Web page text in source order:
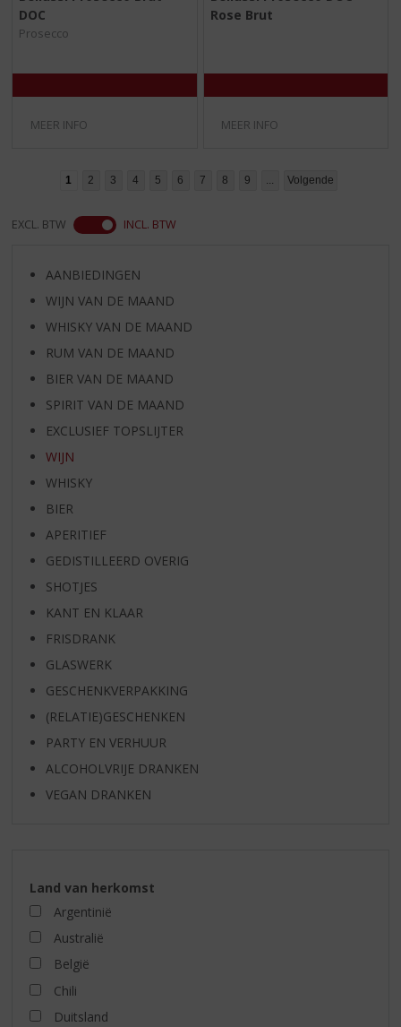
DOC
Prosecco
MEER INFO
Rose Brut
MEER INFO
1 2 3 4 5 6 7 8 9 ... Volgende
EXCL. BTW INCL. BTW
AANBIEDINGEN
WIJN VAN DE MAAND
WHISKY VAN DE MAAND
RUM VAN DE MAAND
BIER VAN DE MAAND
SPIRIT VAN DE MAAND
EXCLUSIEF TOPSLIJTER
WIJN
WHISKY
BIER
APERITIEF
GEDISTILLEERD OVERIG
SHOTJES
KANT EN KLAAR
FRISDRANK
GLASWERK
GESCHENKVERPAKKING
(RELATIE)GESCHENKEN
PARTY EN VERHUUR
ALCOHOLVRIJE DRANKEN
VEGAN DRANKEN
Land van herkomst
Argentinië
Australië
België
Chili
Duitsland